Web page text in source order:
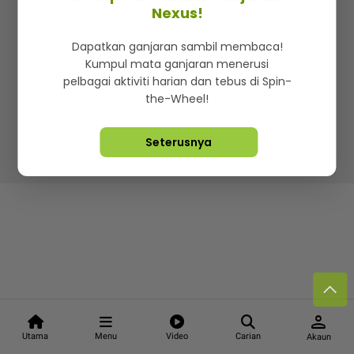
Utama Menu Video Carian
person
Akaun
Iklan di SMG360
Terma & Syarat Dasar Privasi
Lebih hot, viral dan sensasi
Hakcipta Terpelihara ©2026. Star Media Group Berhad
Nexus!
Dapatkan ganjaran sambil membaca!
Kumpul mata ganjaran menerusi
pelbagai aktiviti harian dan tebus di Spin-
the-Wheel!
Seterusnya